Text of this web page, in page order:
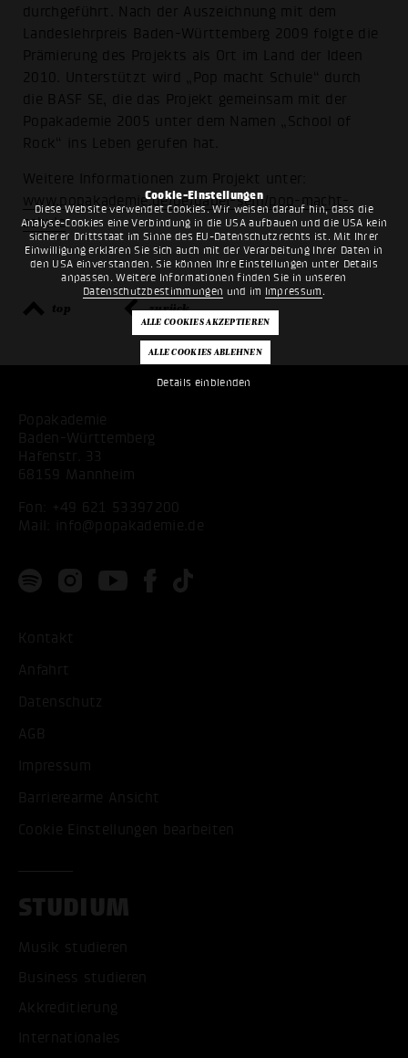
Cookie-Einstellungen
Diese Website verwendet Cookies. Wir weisen darauf hin, dass die
Analyse-Cookies eine Verbindung in die USA aufbauen und die USA kein
sicherer Drittstaat im Sinne des EU-Datenschutzrechts ist. Mit Ihrer
Einwilligung erklären Sie sich auch mit der Verarbeitung Ihrer Daten in
den USA einverstanden. Sie können Ihre Einstellungen unter Details
anpassen. Weitere Informationen finden Sie in unseren
Datenschutzbestimmungen und im Impressum .
Details einblenden
durchgeführt. Nach der Auszeichnung mit dem
Landeslehrpreis Baden-Württemberg 2009 folgte die
Prämierung des Projekts als Ort im Land der Ideen
2010. Unterstützt wird „Pop macht Schule“ durch
die BASF SE, die das Projekt gemeinsam mit der
Popakademie 2005 unter dem Namen „School of
Rock“ ins Leben gerufen hat.
Weitere Informationen zum Projekt unter:
www.popakademie.de/de/dabei-sein/pop-macht-
schule
top zurück
Popakademie
Baden-Württemberg
Hafenstr. 33
68159 Mannheim
Fon:
+49 621 53397200
Mail:
info@popakademie.de
Kontakt
Anfahrt
Datenschutz
AGB
Impressum
Barrierearme Ansicht
Cookie Einstellungen bearbeiten
STUDIUM
Musik studieren
Business studieren
Akkreditierung
Internationales